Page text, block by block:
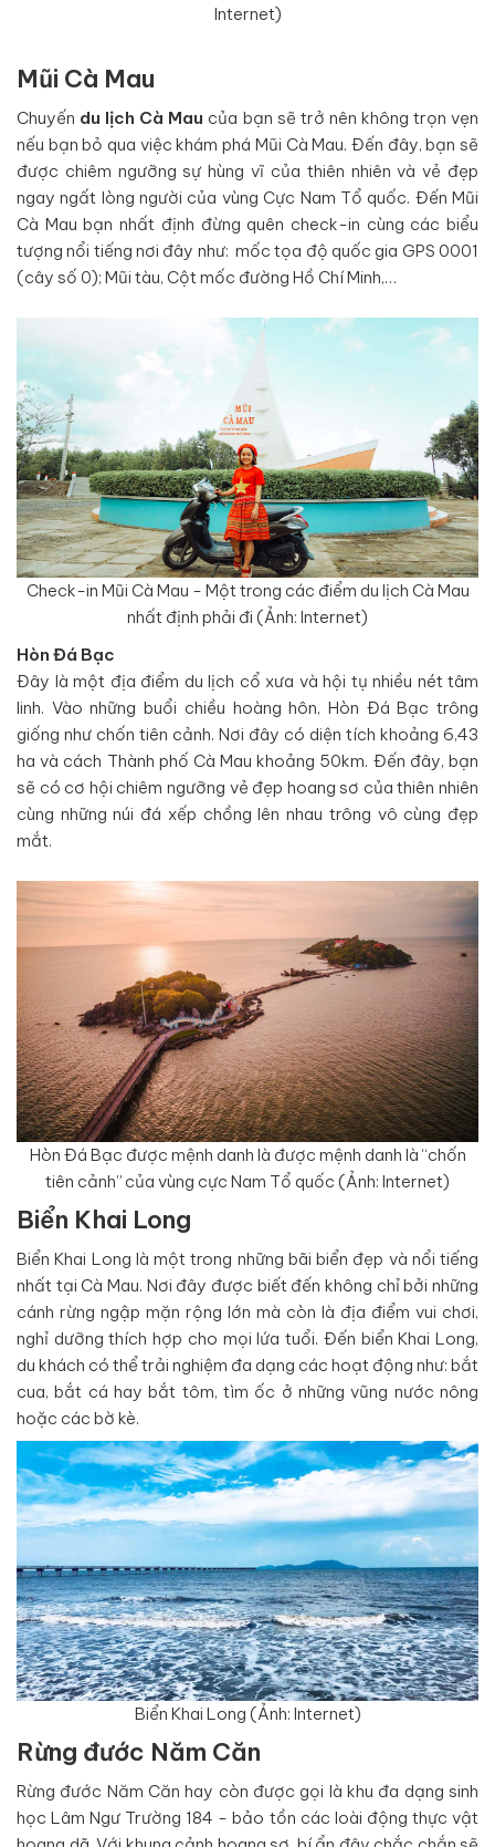
Internet)
Mũi Cà Mau
Chuyến du lịch Cà Mau của bạn sẽ trở nên không trọn vẹn
nếu bạn bỏ qua việc khám phá Mũi Cà Mau. Đến đây, bạn sẽ
được chiêm ngưỡng sự hùng vĩ của thiên nhiên và vẻ đẹp
ngay ngất lòng người của vùng Cực Nam Tổ quốc. Đến Mũi
Cà Mau bạn nhất định đừng quên check-in cùng các biểu
tượng nổi tiếng nơi đây như: mốc tọa độ quốc gia GPS 0001
(cây số 0); Mũi tàu, Cột mốc đường Hồ Chí Minh,…
Check-in Mũi Cà Mau - Một trong các điểm du lịch Cà Mau
nhất định phải đi (Ảnh: Internet)
Hòn Đá Bạc
Đây là một địa điểm du lịch cổ xưa và hội tụ nhiều nét tâm
linh. Vào những buổi chiều hoàng hôn, Hòn Đá Bạc trông
giống như chốn tiên cảnh. Nơi đây có diện tích khoảng 6,43
ha và cách Thành phố Cà Mau khoảng 50km. Đến đây, bạn
sẽ có cơ hội chiêm ngưỡng vẻ đẹp hoang sơ của thiên nhiên
cùng những núi đá xếp chồng lên nhau trông vô cùng đẹp
mắt.
Hòn Đá Bạc được mệnh danh là được mệnh danh là “chốn
tiên cảnh” của vùng cực Nam Tổ quốc (Ảnh: Internet)
Biển Khai Long
Biển Khai Long là một trong những bãi biển đẹp và nổi tiếng
nhất tại Cà Mau. Nơi đây được biết đến không chỉ bởi những
cánh rừng ngập mặn rộng lớn mà còn là địa điểm vui chơi,
nghỉ dưỡng thích hợp cho mọi lứa tuổi. Đến biển Khai Long,
du khách có thể trải nghiệm đa dạng các hoạt động như: bắt
cua, bắt cá hay bắt tôm, tìm ốc ở những vũng nước nông
hoặc các bờ kè.
Biển Khai Long (Ảnh: Internet)
Rừng đước Năm Căn
Rừng đước Năm Căn hay còn được gọi là khu đa dạng sinh
học Lâm Ngư Trường 184 - bảo tồn các loài động thực vật